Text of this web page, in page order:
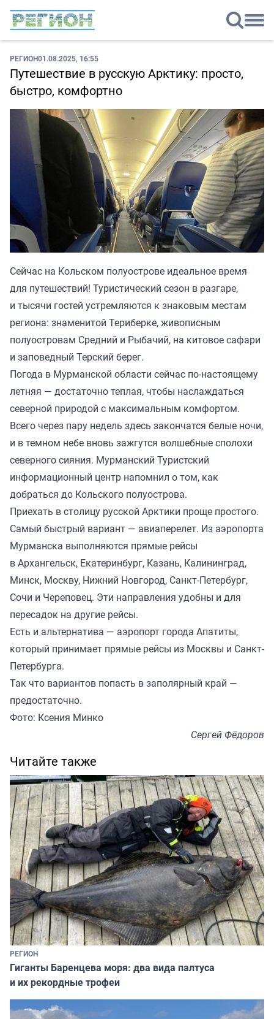
РЕГИОН01.08.2025, 16:55
Путешествие в русскую Арктику: просто,
быстро, комфортно
Сейчас на Кольском полуострове идеальное время
для путешествий! Туристический сезон в разгаре,
и тысячи гостей устремляются к знаковым местам
региона: знаменитой Териберке, живописным
полуостровам Средний и Рыбачий, на китовое сафари
и заповедный Терский берег.
Погода в Мурманской области сейчас по-настоящему
летняя — достаточно теплая, чтобы наслаждаться
северной природой с максимальным комфортом.
Всего через пару недель здесь закончатся белые ночи,
и в темном небе вновь зажгутся волшебные сполохи
северного сияния. Мурманский Туристский
информационный центр напомнил о том, как
добраться до Кольского полуострова.
Приехать в столицу русской Арктики проще простого.
Самый быстрый вариант — авиаперелет. Из аэропорта
Мурманска выполняются прямые рейсы
в Архангельск, Екатеринбург, Казань, Калининград,
Минск, Москву, Нижний Новгород, Санкт-Петербург,
Сочи и Череповец. Эти направления удобны и для
пересадок на другие рейсы.
Есть и альтернатива — аэропорт города Апатиты,
который принимает прямые рейсы из Москвы и Санкт-
Петербурга.
Так что вариантов попасть в заполярный край —
предостаточно.
Фото: Ксения Минко
Сергей Фёдоров
Читайте также
РЕГИОН
Гиганты Баренцева моря: два вида палтуса
и их рекордные трофеи